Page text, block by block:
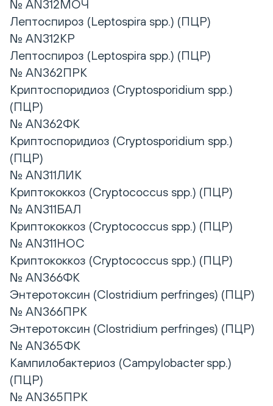
№ AN312МОЧ
Лептоспироз (Leptospira spp.) (ПЦР)
№ AN312КР
Лептоспироз (Leptospira spp.) (ПЦР)
№ AN362ПРК
Криптоспоридиоз (Cryptosporidium spp.)
(ПЦР)
№ AN362ФК
Криптоспоридиоз (Cryptosporidium spp.)
(ПЦР)
№ AN311ЛИК
Криптококкоз (Cryptococcus spp.) (ПЦР)
№ AN311БАЛ
Криптококкоз (Cryptococcus spp.) (ПЦР)
№ AN311НОС
Криптококкоз (Cryptococcus spp.) (ПЦР)
№ AN366ФК
Энтеротоксин (Clostridium perfringes) (ПЦР)
№ AN366ПРК
Энтеротоксин (Clostridium perfringes) (ПЦР)
№ AN365ФК
Кампилобактериоз (Campylobacter spp.)
(ПЦР)
№ AN365ПРК